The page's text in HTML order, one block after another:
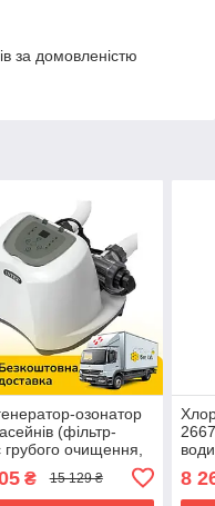
за домовленістю
озонатор
(фільтр-
грубого очищення,
₴ 15 129 ₴ 8